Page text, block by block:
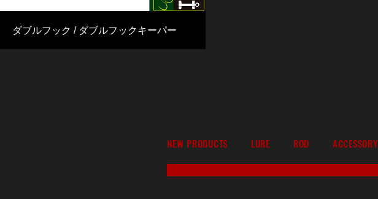
ダブルフック / ダブルフックキーパー
NEW PRODUCTS LURE ROD ACCESSORY